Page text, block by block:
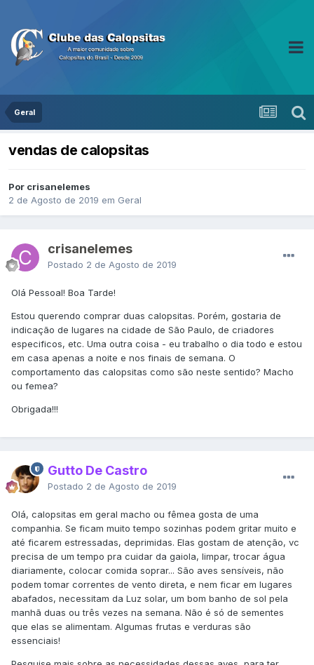
Geral
vendas de calopsitas
Por crisanelemes
2 de Agosto de 2019 em Geral
crisanelemes
Postado 2 de Agosto de 2019
Olá Pessoal! Boa Tarde!
Estou querendo comprar duas calopsitas. Porém, gostaria de
indicação de lugares na cidade de São Paulo, de criadores
especificos, etc. Uma outra coisa - eu trabalho o dia todo e estou
em casa apenas a noite e nos finais de semana. O
comportamento das calopsitas como são neste sentido? Macho
ou femea?
Obrigada!!!
Gutto De Castro
Postado 2 de Agosto de 2019
Olá, calopsitas em geral macho ou fêmea gosta de uma
companhia. Se ficam muito tempo sozinhas podem gritar muito e
até ficarem estressadas, deprimidas. Elas gostam de atenção, vc
precisa de um tempo pra cuidar da gaiola, limpar, trocar água
diariamente, colocar comida soprar... São aves sensíveis, não
podem tomar correntes de vento direta, e nem ficar em lugares
abafados, necessitam da Luz solar, um bom banho de sol pela
manhã duas ou três vezes na semana. Não é só de sementes
que elas se alimentam. Algumas frutas e verduras são
essenciais!